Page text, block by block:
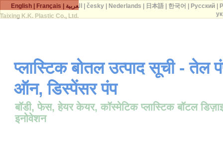
Taixing K.K. Plastic Co., Ltd.
प्लास्टिक बोतल उत्पाद सूची - तेल
ऑन, डिस्पेंसर पंप
बॉडी, फेस, हेयर केयर, कॉस्मेटिक प्लास्टिक बॉटल
इनोवेशन
English Français العربية |česky Nederlands 日本語 한국어 Русский